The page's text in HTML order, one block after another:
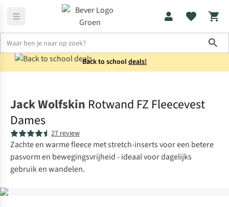
Back to schooldeals!
Jack Wolfskin Rotwand FZ Fleecevest
Dames
27 review
Zachte en warme fleece met stretch-inserts voor een betere
pasvorm en bewegingsvrijheid - ideaal voor dagelijks
gebruik en wandelen.